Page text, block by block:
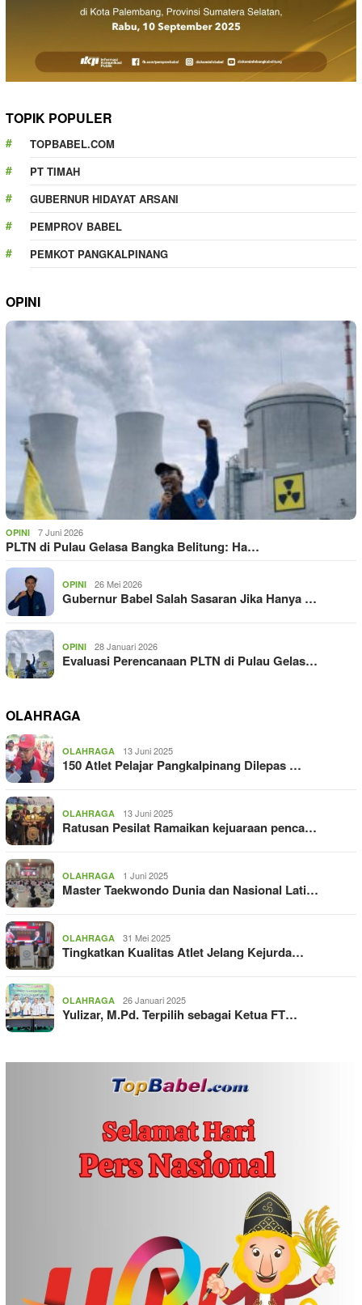
TOPIK POPULER
TOPBABEL.COM
PT TIMAH
GUBERNUR HIDAYAT ARSANI
PEMPROV BABEL
PEMKOT PANGKALPINANG
OPINI
OPINI 7 Juni 2026
PLTN di Pulau Gelasa Bangka Belitung: Ha…
OPINI 26 Mei 2026
Gubernur Babel Salah Sasaran Jika Hanya …
OPINI 28 Januari 2026
Evaluasi Perencanaan PLTN di Pulau Gelas…
OLAHRAGA
OLAHRAGA 13 Juni 2025
150 Atlet Pelajar Pangkalpinang Dilepas …
OLAHRAGA 13 Juni 2025
Ratusan Pesilat Ramaikan kejuaraan penca…
OLAHRAGA 1 Juni 2025
Master Taekwondo Dunia dan Nasional Lati…
OLAHRAGA 31 Mei 2025
Tingkatkan Kualitas Atlet Jelang Kejurda…
OLAHRAGA 26 Januari 2025
Yulizar, M.Pd. Terpilih sebagai Ketua FT…